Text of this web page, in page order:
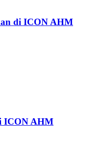
di ICON AHM
ICON AHM